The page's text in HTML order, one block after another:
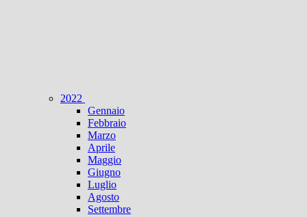
2022
Gennaio
Febbraio
Marzo
Aprile
Maggio
Giugno
Luglio
Agosto
Settembre